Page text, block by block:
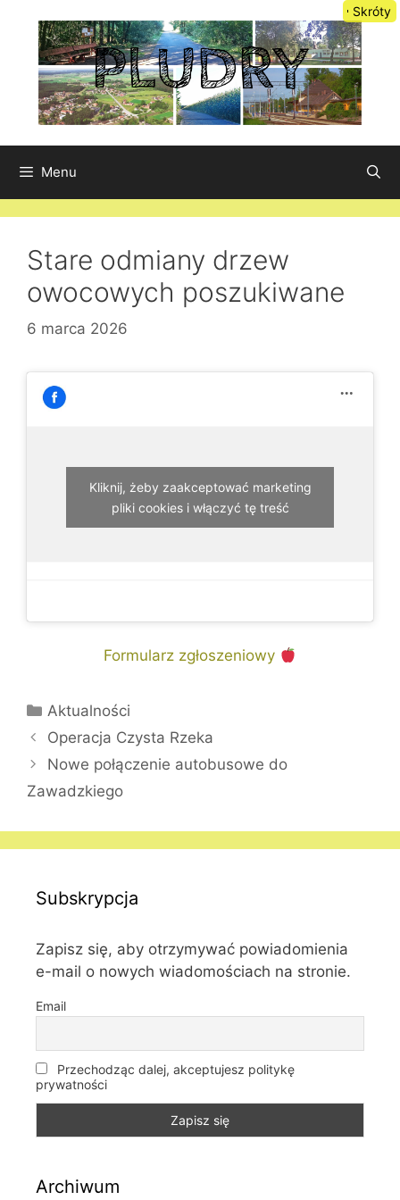
Skróty
Menu
Stare odmiany drzew
owocowych poszukiwane
6 marca 2026
Kliknij, żeby zaakceptować marketing
pliki cookies i włączyć tę treść
Formularz zgłoszeniowy
Kategorie
Aktualności
Operacja Czysta Rzeka
Nowe połączenie autobusowe do
Zawadzkiego
Subskrypcja
Zapisz się, aby otrzymywać powiadomienia
e-mail o nowych wiadomościach na stronie.
Email
Przechodząc dalej, akceptujesz politykę
prywatności
Archiwum